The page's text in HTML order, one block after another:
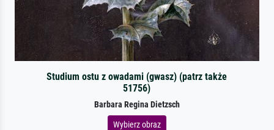
Studium ostu z owadami (gwasz) (patrz także
51756)
Barbara Regina Dietzsch
Wybierz obraz